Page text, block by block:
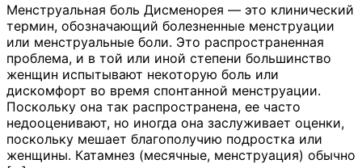
Менструальная боль Дисменорея — это клинический
термин, обозначающий болезненные менструации
или менструальные боли. Это распространенная
проблема, и в той или иной степени большинство
женщин испытывают некоторую боль или
дискомфорт во время спонтанной менструации.
Поскольку она так распространена, ее часто
недооценивают, но иногда она заслуживает оценки,
поскольку мешает благополучию подростка или
женщины. Катамнез (месячные, менструация) обычно